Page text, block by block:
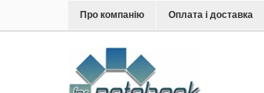
Про компанію Оплата і доставка